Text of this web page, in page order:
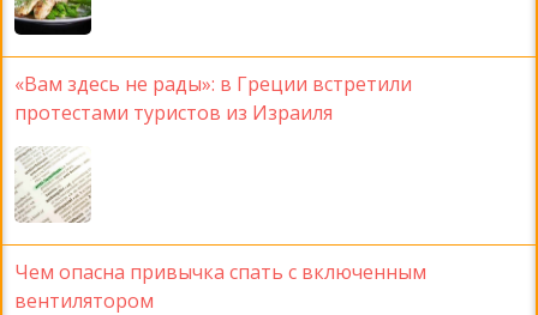
«Вам здесь не рады»: в Греции встретили
протестами туристов из Израиля
Чем опасна привычка спать с включенным
вентилятором